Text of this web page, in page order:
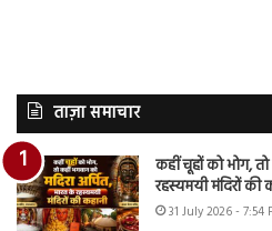
ताज़ा समाचार
कहीं चूहों को भोग,
रहस्यमयी मंदिरों की
31 July 2026 - 7:54